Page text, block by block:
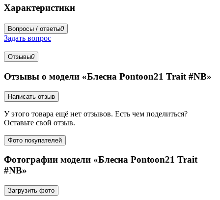
Характеристики
Вопросы / ответы0
Задать вопрос
Отзывы0
Отзывы о модели «Блесна Pontoon21 Trait #NB»
Написать отзыв
У этого товара ещё нет отзывов. Есть чем поделиться?
Оставьте свой отзыв.
Фото покупателей
Фотографии модели «Блесна Pontoon21 Trait
#NB»
Загрузить фото